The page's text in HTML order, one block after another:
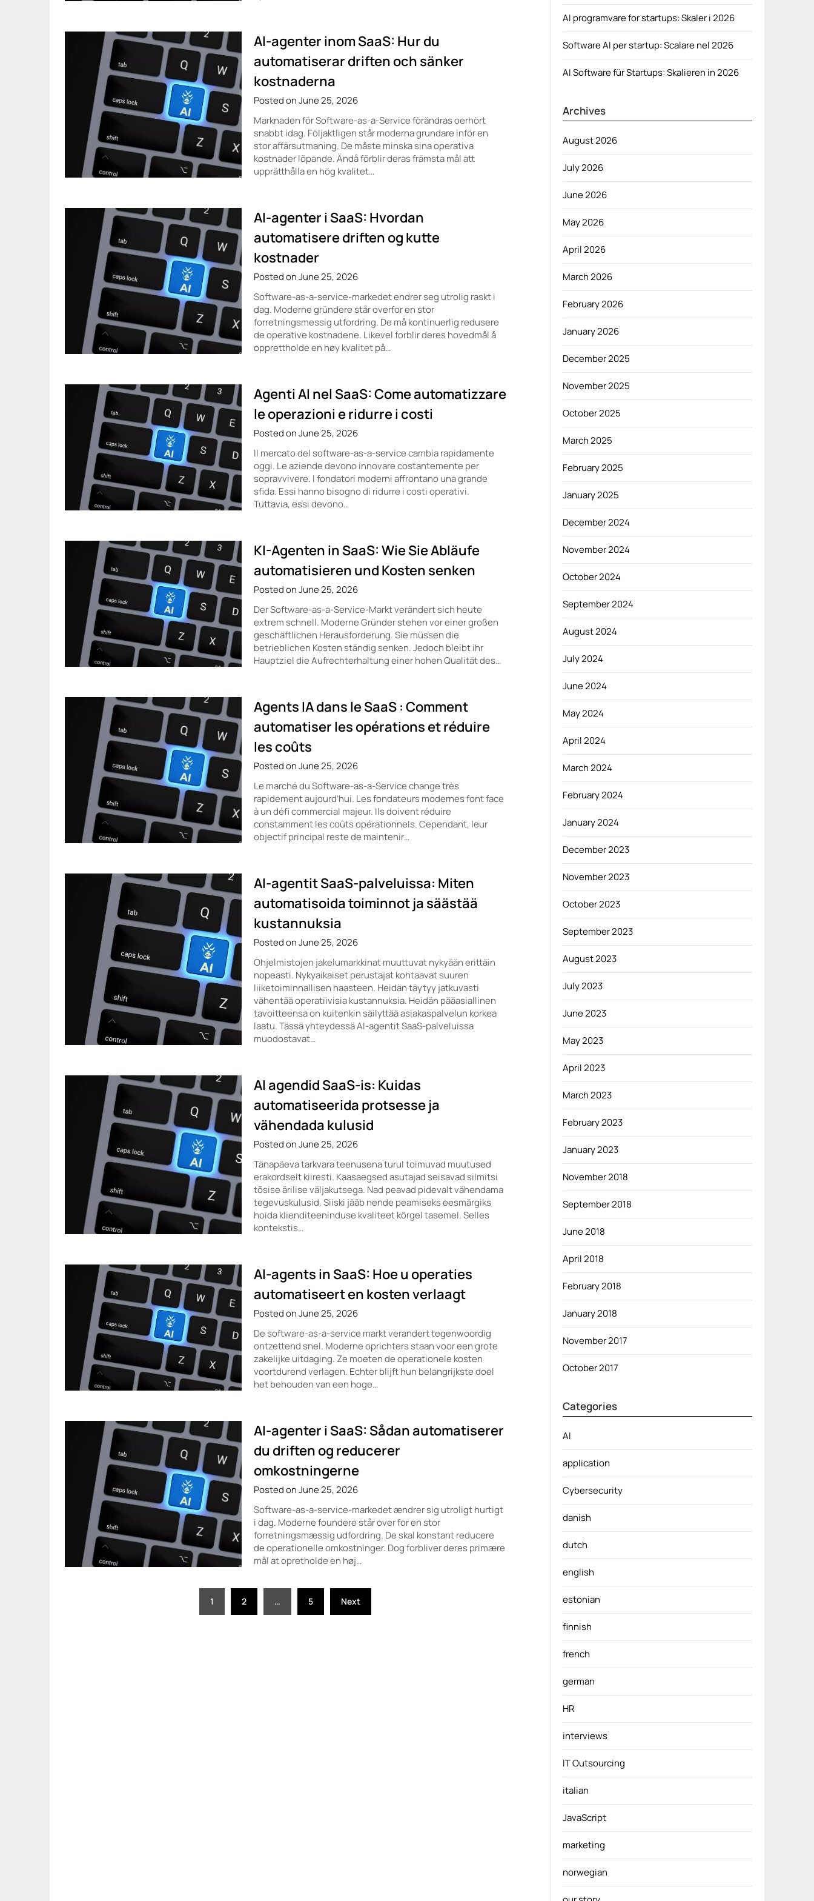
AI-agenter inom SaaS: Hur du
automatiserar driften och sänker
kostnaderna
Posted on June 25, 2026
Marknaden för Software-as-a-Service förändras oerhört
snabbt idag. Följaktligen står moderna grundare inför en
stor affärsutmaning. De måste minska sina operativa
kostnader löpande. Ändå förblir deras främsta mål att
upprätthålla en hög kvalitet…
AI-agenter i SaaS: Hvordan
automatisere driften og kutte
kostnader
Posted on June 25, 2026
Software-as-a-service-markedet endrer seg utrolig raskt i
dag. Moderne gründere står overfor en stor
forretningsmessig utfordring. De må kontinuerlig redusere
de operative kostnadene. Likevel forblir deres hovedmål å
opprettholde en høy kvalitet på…
Agenti AI nel SaaS: Come automatizzare
le operazioni e ridurre i costi
Posted on June 25, 2026
Il mercato del software-as-a-service cambia rapidamente
oggi. Le aziende devono innovare costantemente per
sopravvivere. I fondatori moderni affrontano una grande
sfida. Essi hanno bisogno di ridurre i costi operativi.
Tuttavia, essi devono…
KI-Agenten in SaaS: Wie Sie Abläufe
automatisieren und Kosten senken
Posted on June 25, 2026
Der Software-as-a-Service-Markt verändert sich heute
extrem schnell. Moderne Gründer stehen vor einer großen
geschäftlichen Herausforderung. Sie müssen die
betrieblichen Kosten ständig senken. Jedoch bleibt ihr
Hauptziel die Aufrechterhaltung einer hohen Qualität des…
Agents IA dans le SaaS : Comment
automatiser les opérations et réduire
les coûts
Posted on June 25, 2026
Le marché du Software-as-a-Service change très
rapidement aujourd’hui. Les fondateurs modernes font face
à un défi commercial majeur. Ils doivent réduire
constamment les coûts opérationnels. Cependant, leur
objectif principal reste de maintenir…
AI-agentit SaaS-palveluissa: Miten
automatisoida toiminnot ja säästää
kustannuksia
Posted on June 25, 2026
Ohjelmistojen jakelumarkkinat muuttuvat nykyään erittäin
nopeasti. Nykyaikaiset perustajat kohtaavat suuren
liiketoiminnallisen haasteen. Heidän täytyy jatkuvasti
vähentää operatiivisia kustannuksia. Heidän pääasiallinen
tavoitteensa on kuitenkin säilyttää asiakaspalvelun korkea
laatu. Tässä yhteydessä AI-agentit SaaS-palveluissa
muodostavat…
AI agendid SaaS-is: Kuidas
automatiseerida protsesse ja
vähendada kulusid
Posted on June 25, 2026
Tänapäeva tarkvara teenusena turul toimuvad muutused
erakordselt kiiresti. Kaasaegsed asutajad seisavad silmitsi
tõsise ärilise väljakutsega. Nad peavad pidevalt vähendama
tegevuskulusid. Siiski jääb nende peamiseks eesmärgiks
hoida klienditeeninduse kvaliteet kõrgel tasemel. Selles
kontekstis…
AI-agents in SaaS: Hoe u operaties
automatiseert en kosten verlaagt
Posted on June 25, 2026
De software-as-a-service markt verandert tegenwoordig
ontzettend snel. Moderne oprichters staan voor een grote
zakelijke uitdaging. Ze moeten de operationele kosten
voortdurend verlagen. Echter blijft hun belangrijkste doel
het behouden van een hoge…
AI-agenter i SaaS: Sådan automatiserer
du driften og reducerer
omkostningerne
Posted on June 25, 2026
Software-as-a-service-markedet ændrer sig utroligt hurtigt
i dag. Moderne foundere står over for en stor
forretningsmæssig udfordring. De skal konstant reducere
de operationelle omkostninger. Dog forbliver deres primære
mål at opretholde en høj…
1 2 … 5 Next
AI programvare for startups: Skaler i 2026
Software AI per startup: Scalare nel 2026
AI Software für Startups: Skalieren in 2026
Archives
August 2026
July 2026
June 2026
May 2026
April 2026
March 2026
February 2026
January 2026
December 2025
November 2025
October 2025
March 2025
February 2025
January 2025
December 2024
November 2024
October 2024
September 2024
August 2024
July 2024
June 2024
May 2024
April 2024
March 2024
February 2024
January 2024
December 2023
November 2023
October 2023
September 2023
August 2023
July 2023
June 2023
May 2023
April 2023
March 2023
February 2023
January 2023
November 2018
September 2018
June 2018
April 2018
February 2018
January 2018
November 2017
October 2017
Categories
AI
application
Cybersecurity
danish
dutch
english
estonian
finnish
french
german
HR
interviews
IT Outsourcing
italian
JavaScript
marketing
norwegian